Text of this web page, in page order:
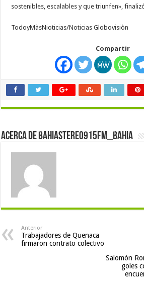
sostenibles, escalables y que triunfen»,
TodoyMàsNioticias/Noticias Globovisiòn
Compartir
Acerca de bahiastereo915fm_bahia
Anterior
Trabajadores de Quenaca
firmaron contrato colectivo
Salomón
goles